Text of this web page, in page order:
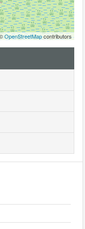
OpenStreetMapcontributors